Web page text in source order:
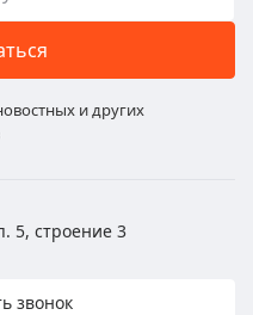
и других
5, строение 3
звонок